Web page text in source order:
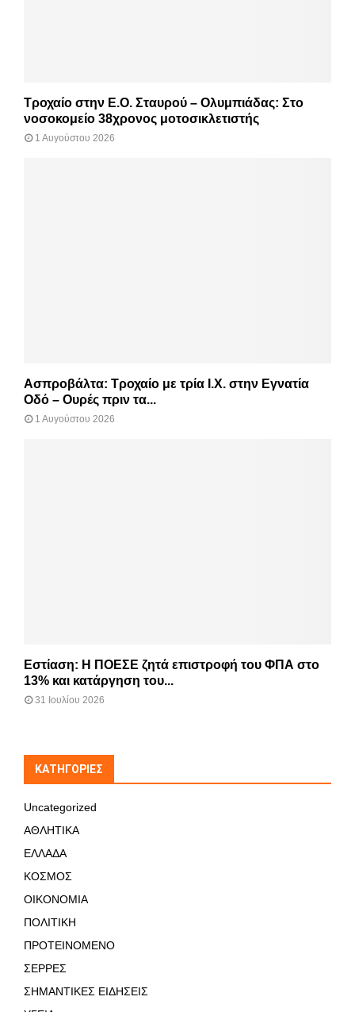
Τροχαίο στην Ε.Ο. Σταυρού – Ολυμπιάδας: Στο
νοσοκομείο 38χρονος μοτοσικλετιστής
1 Αυγούστου 2026
Ασπροβάλτα: Τροχαίο με τρία Ι.Χ. στην Εγνατία
Οδό – Ουρές πριν τα...
1 Αυγούστου 2026
Εστίαση: Η ΠΟΕΣΕ ζητά επιστροφή του ΦΠΑ στο
13% και κατάργηση του...
31 Ιουλίου 2026
KΑΤΗΓΟΡΊΕΣ
Uncategorized
ΑΘΛΗΤΙΚΑ
ΕΛΛΑΔΑ
ΚΟΣΜΟΣ
ΟΙΚΟΝΟΜΙΑ
ΠΟΛΙΤΙΚΗ
ΠΡΟΤΕΙΝΟΜΕΝΟ
ΣΕΡΡΕΣ
ΣΗΜΑΝΤΙΚΕΣ ΕΙΔΗΣΕΙΣ